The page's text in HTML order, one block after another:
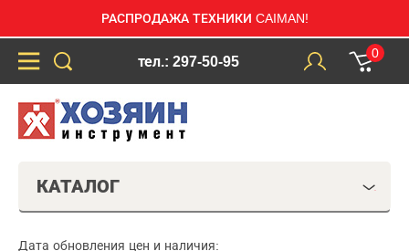
РАСПРОДАЖА ТЕХНИКИ CAIMAN!
тел.: 297-50-95
0
КАТАЛОГ
Дата обновления цен и наличия: